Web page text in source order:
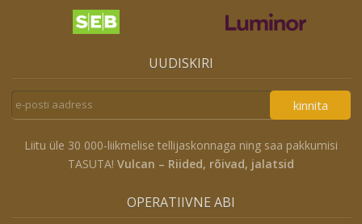
UUDISKIRI
kinnita
Liitu üle 30 000-liikmelise tellijaskonnaga ning saa pakkumisi
TASUTA! Vulcan – Riided, rõivad, jalatsid
OPERATIIVNE ABI